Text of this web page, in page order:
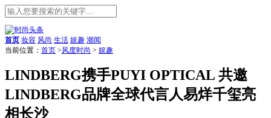
首页 妆容 风尚 生活 娱趣 潮闻
当前位置： 首页 >风度时尚 > 娱趣
LINDBERG携手PUYI OPTICAL 共邀
LINDBERG品牌全球代言人易烊千玺亮
相长沙